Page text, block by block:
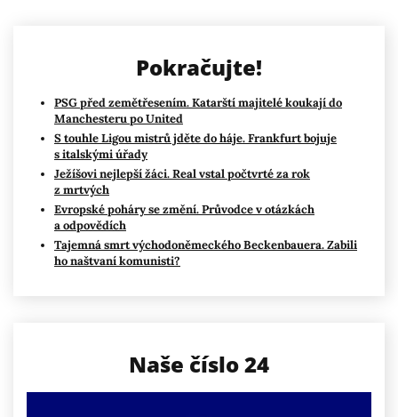
Pokračujte!
PSG před zemětřesením. Katarští majitelé koukají do
Manchesteru po United
S touhle Ligou mistrů jděte do háje. Frankfurt bojuje
s italskými úřady
Ježíšovi nejlepší žáci. Real vstal počtvrté za rok
z mrtvých
Evropské poháry se změní. Průvodce v otázkách
a odpovědích
Tajemná smrt východoněmeckého Beckenbauera. Zabili
ho naštvaní komunisti?
Naše číslo 24